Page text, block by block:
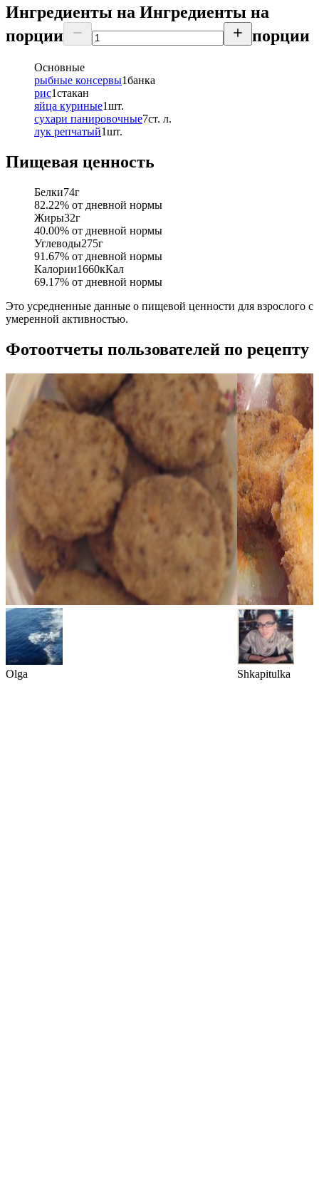
Ингредиенты на Ингредиенты на
порции
порции
Основные
рыбные консервы1банка
рис1стакан
яйца куриные1шт.
сухари панировочные7ст. л.
лук репчатый1шт.
Пищевая ценность
Белки74г
82.22% от дневной нормы
Жиры32г
40.00% от дневной нормы
Углеводы275г
91.67% от дневной нормы
Калории1660кКал
69.17% от дневной нормы
Это усредненные данные о пищевой ценности для взрослого с
умеренной активностью.
Фотоотчеты пользователей по рецепту
Olga Shkapitulka